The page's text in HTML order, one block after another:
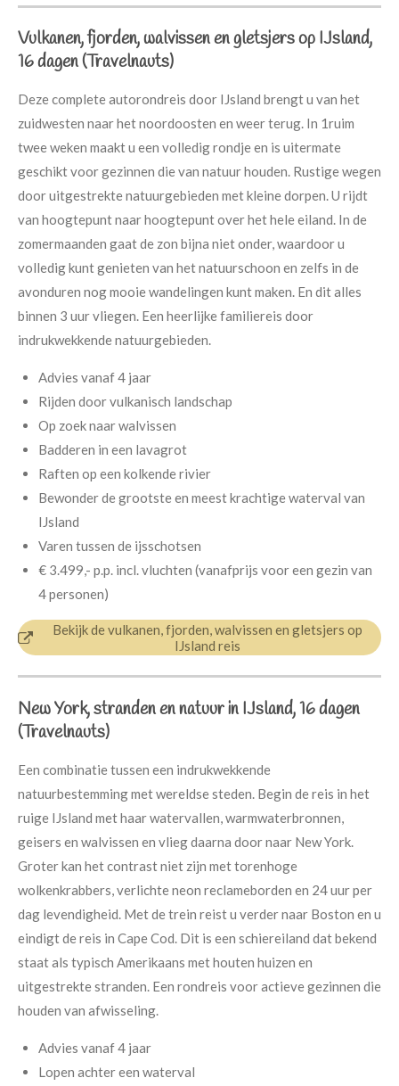
Vulkanen, fjorden, walvissen en gletsjers op IJsland,
16 dagen (Travelnauts)
Deze complete autorondreis door IJsland brengt u van het
zuidwesten naar het noordoosten en weer terug. In 1ruim
twee weken maakt u een volledig rondje en is uitermate
geschikt voor gezinnen die van natuur houden. Rustige wegen
door uitgestrekte natuurgebieden met kleine dorpen. U rijdt
van hoogtepunt naar hoogtepunt over het hele eiland. In de
zomermaanden gaat de zon bijna niet onder, waardoor u
volledig kunt genieten van het natuurschoon en zelfs in de
avonduren nog mooie wandelingen kunt maken. En dit alles
binnen 3 uur vliegen. Een heerlijke familiereis door
indrukwekkende natuurgebieden.
Advies vanaf 4 jaar
Rijden door vulkanisch landschap
Op zoek naar walvissen
Badderen in een lavagrot
Raften op een kolkende rivier
Bewonder de grootste en meest krachtige waterval van
IJsland
Varen tussen de ijsschotsen
€ 3.499,- p.p.incl. vluchten (vanafprijs voor een gezin van
4 personen)
Bekijk de vulkanen, fjorden, walvissen en gletsjers op
IJsland reis
New York, stranden en natuur in IJsland, 16 dagen
(Travelnauts)
Een combinatie tussen een indrukwekkende
natuurbestemming met wereldse steden. Begin de reis in het
ruige IJsland met haar watervallen, warmwaterbronnen,
geisers en walvissen en vlieg daarna door naar New York.
Groter kan het contrast niet zijn met torenhoge
wolkenkrabbers, verlichte neon reclameborden en 24 uur per
dag levendigheid. Met de trein reist u verder naar Boston en u
eindigt de reis in Cape Cod. Dit is een schiereiland dat bekend
staat als typisch Amerikaans met houten huizen en
uitgestrekte stranden. Een rondreis voor actieve gezinnen die
houden van afwisseling.
Advies vanaf 4 jaar
Lopen achter een waterval